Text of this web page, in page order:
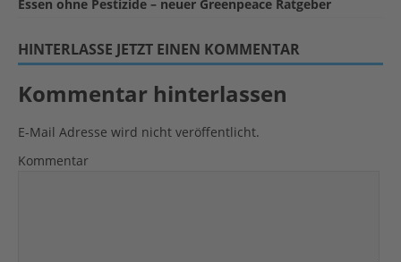
Essen ohne Pestizide – neuer Greenpeace Ratgeber
HINTERLASSE JETZT EINEN KOMMENTAR
Kommentar hinterlassen
E-Mail Adresse wird nicht veröffentlicht.
Kommentar